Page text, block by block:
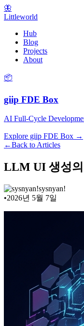
🦋
Littleworld
Hub
Blog
Projects
About
📦
giip FDE Box
AI Full-Cycle
Explore giip FDE Box →
←Back to Articles
LLM UI 생성의
sysnyan!
•2026년 5월 7일